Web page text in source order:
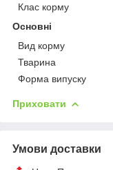
Клас корму
Основні
Вид корму
Тварина
Форма випуску
Приховати
Умови доставки